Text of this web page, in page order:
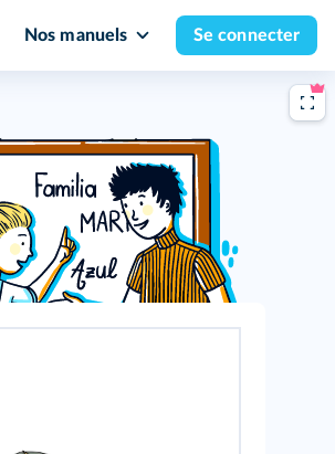
Nos manuels Se connecter